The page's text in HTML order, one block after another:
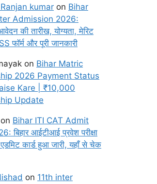
kumar on Bihar
Admission 2026:
की तारीख, योग्यता, मेरिट
फॉर्म और पूरी जानकारी
on Bihar Matric
2026 Payment Status
Kare | ₹10,000
Update
on Bihar ITI CAT Admit
बिहार आईटीआई प्रवेश परीक्षा
कार्ड हुआ जारी, यहाँ से चेक
on 11th inter